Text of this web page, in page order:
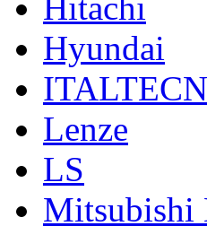
Hitachi
Hyundai
Lenze
LS
Mitsubishi